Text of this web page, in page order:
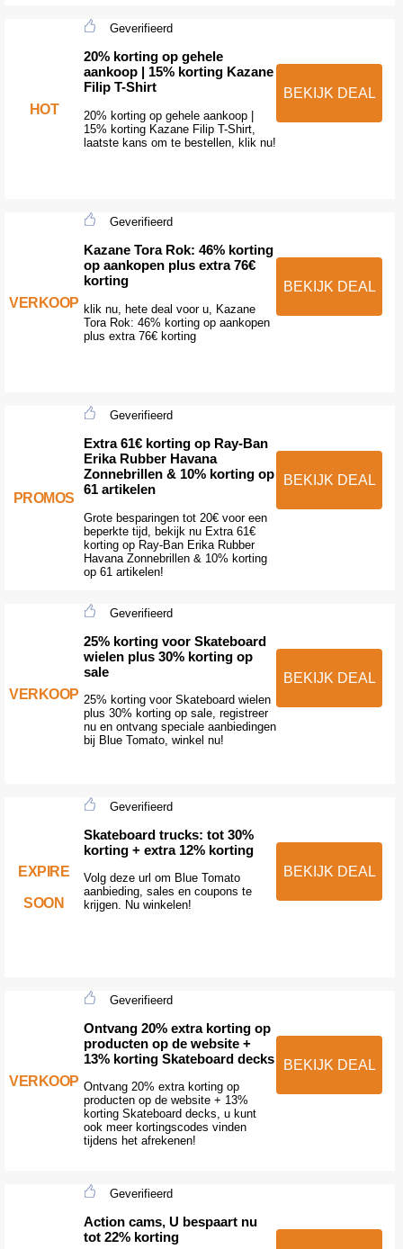
HOT
Geverifieerd
20% korting op gehele
aankoop | 15% korting Kazane
Filip T-Shirt
20% korting op gehele aankoop |
15% korting Kazane Filip T-Shirt,
laatste kans om te bestellen, klik nu!
BEKIJK DEAL
VERKOOP
Geverifieerd
Kazane Tora Rok: 46% korting
op aankopen plus extra 76€
korting
klik nu, hete deal voor u, Kazane
Tora Rok: 46% korting op aankopen
plus extra 76€ korting
BEKIJK DEAL
PROMOS
Geverifieerd
Extra 61€ korting op Ray-Ban
Erika Rubber Havana
Zonnebrillen & 10% korting op
61 artikelen
Grote besparingen tot 20€ voor een
beperkte tijd, bekijk nu Extra 61€
korting op Ray-Ban Erika Rubber
Havana Zonnebrillen & 10% korting
op 61 artikelen!
BEKIJK DEAL
VERKOOP
Geverifieerd
25% korting voor Skateboard
wielen plus 30% korting op
sale
25% korting voor Skateboard wielen
plus 30% korting op sale, registreer
nu en ontvang speciale aanbiedingen
bij Blue Tomato, winkel nu!
BEKIJK DEAL
EXPIRE
SOON
Geverifieerd
Skateboard trucks: tot 30%
korting + extra 12% korting
Volg deze url om Blue Tomato
aanbieding, sales en coupons te
krijgen. Nu winkelen!
BEKIJK DEAL
VERKOOP
Geverifieerd
Ontvang 20% extra korting op
producten op de website +
13% korting Skateboard decks
Ontvang 20% extra korting op
producten op de website + 13%
korting Skateboard decks, u kunt
ook meer kortingscodes vinden
tijdens het afrekenen!
BEKIJK DEAL
Geverifieerd
Action cams, U bespaart nu
tot 22% korting